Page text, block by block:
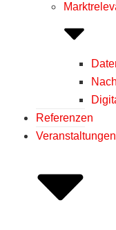
Referenzen
Veranstaltungen